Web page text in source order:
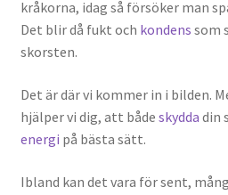
kråkorna, idag så försöker man
Det blir då fukt och kondens som
skorsten.
Det är där vi kommer in i bilden.
hjälper vi dig, att både skydda din
energi på bästa sätt.
Ibland kan det vara för sent,